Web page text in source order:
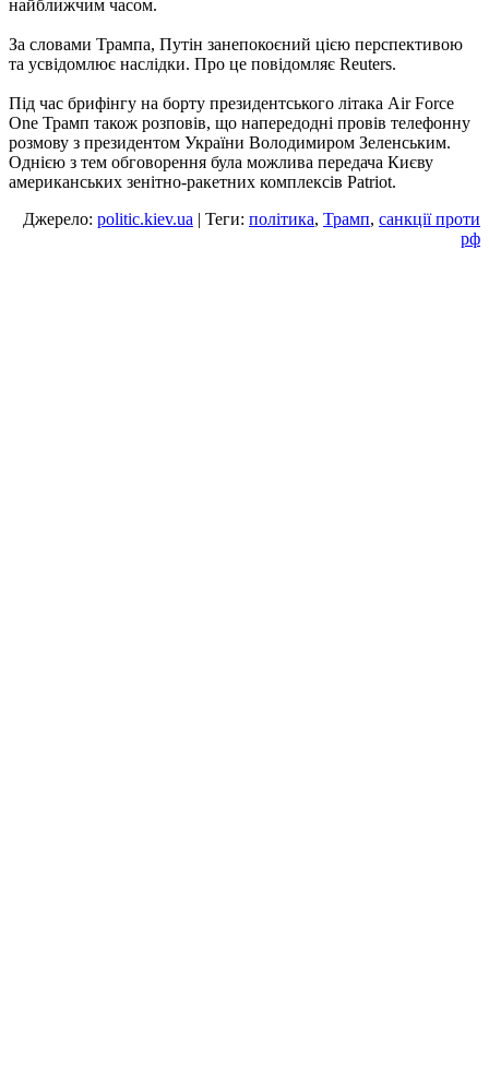
найближчим часом.
За словами Трампа, Путін занепокоєний цією перспективою
та усвідомлює наслідки. Про це повідомляє Reuters.
Під час брифінгу на борту президентського літака Air Force
One Трамп також розповів, що напередодні провів телефонну
розмову з президентом України Володимиром Зеленським.
Однією з тем обговорення була можлива передача Києву
американських зенітно-ракетних комплексів Patriot.
Джерело: politic.kiev.ua | Теги: політика, Трамп, санкції проти
рф